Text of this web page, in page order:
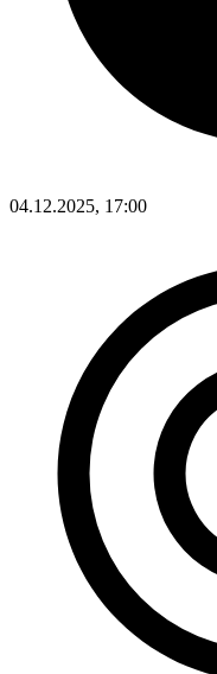
04.12.2025, 17:00